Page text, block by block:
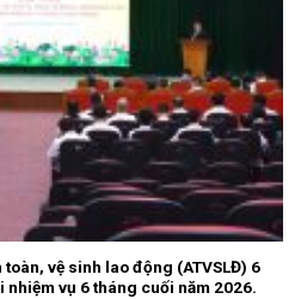
vệ sinh lao động (ATVSLĐ) 6
vụ 6 tháng cuối năm 2026.